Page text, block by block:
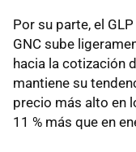
Por su parte, el
GNC sube
hacia la cotización
mantiene su
precio más alto en
11 % más que en